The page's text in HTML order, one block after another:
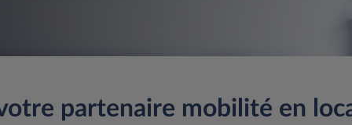
votre partenaire mobilité en